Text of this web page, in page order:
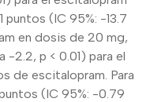
puntos (IC 95%: -13.7
en dosis de 20 mg,
-2.2, p < 0.01) para el
de escitalopram. Para
(IC 95%: -0.79